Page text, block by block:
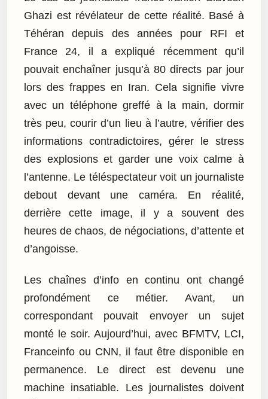
Ghazi est révélateur de cette réalité. Basé à
Téhéran depuis des années pour RFI et
France 24, il a expliqué récemment qu’il
pouvait enchaîner jusqu’à 80 directs par jour
lors des frappes en Iran. Cela signifie vivre
avec un téléphone greffé à la main, dormir
très peu, courir d’un lieu à l’autre, vérifier des
informations contradictoires, gérer le stress
des explosions et garder une voix calme à
l’antenne. Le téléspectateur voit un journaliste
debout devant une caméra. En réalité,
derrière cette image, il y a souvent des
heures de chaos, de négociations, d’attente et
d’angoisse.
Les chaînes d’info en continu ont changé
profondément ce métier. Avant, un
correspondant pouvait envoyer un sujet
monté le soir. Aujourd’hui, avec BFMTV, LCI,
Franceinfo ou CNN, il faut être disponible en
permanence. Le direct est devenu une
machine insatiable. Les journalistes doivent